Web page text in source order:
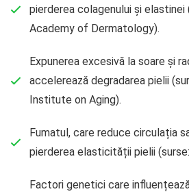
pierderea colagenului și elastinei
Academy of Dermatology).
Expunerea excesivă la soare și
accelerează degradarea pielii
Institute on Aging).
Fumatul, care reduce circulația
pierderea elasticității pielii
Factori genetici care